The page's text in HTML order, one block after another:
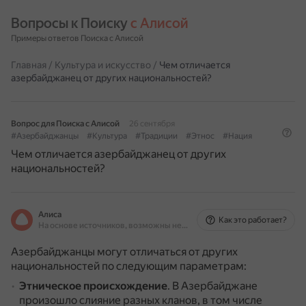
Вопросы к Поиску с Алисой
Примеры ответов Поиска с Алисой
Главная / Культура и искусство / Чем отличается
азербайджанец от других национальностей?
Вопрос для Поиска с Алисой
26 сентября
#Азербайджанцы
#Культура #Традиции #Этнос #Нация
Чем отличается азербайджанец от других
национальностей?
Алиса
На основе источников, возможны неточности
Как это работает?
Азербайджанцы могут отличаться от других
национальностей по следующим параметрам:
Этническое происхождение. В Азербайджане
произошло слияние разных кланов, в том числе